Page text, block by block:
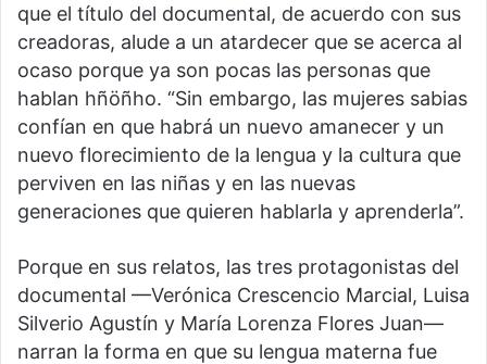
que el título del documental, de acuerdo con sus
creadoras, alude a un atardecer que se acerca al
ocaso porque ya son pocas las personas que
hablan hñöñho. “Sin embargo, las mujeres sabias
confían en que habrá un nuevo amanecer y un
nuevo florecimiento de la lengua y la cultura que
perviven en las niñas y en las nuevas
generaciones que quieren hablarla y aprenderla”.
Porque en sus relatos, las tres protagonistas del
documental —Verónica Crescencio Marcial, Luisa
Silverio Agustín y María Lorenza Flores Juan—
narran la forma en que su lengua materna fue